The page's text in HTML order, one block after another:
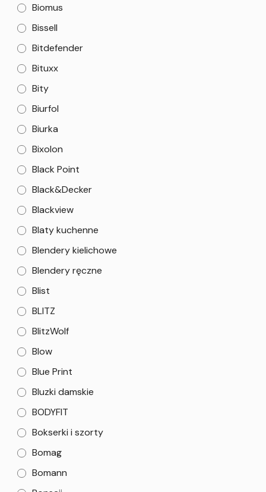
Biomus
Bissell
Bitdefender
Bituxx
Bity
Biurfol
Biurka
Bixolon
Black Point
Black&Decker
Blackview
Blaty kuchenne
Blendery kielichowe
Blendery ręczne
Blist
BLITZ
BlitzWolf
Blow
Blue Print
Bluzki damskie
BODYFIT
Bokserki i szorty
Bomag
Bomann